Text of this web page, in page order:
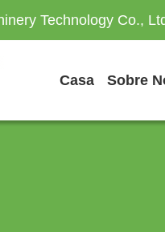
Technology Co.,
Casa Sobre